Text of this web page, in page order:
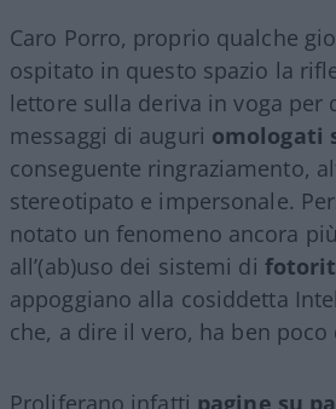
Caro Porro, proprio qualche
ospitato in questo spazio la
lettore sulla deriva in voga per
messaggi di auguri omologati
conseguente ringraziamento,
stereotipato e impersonale.
notato un fenomeno ancora
all’(ab)uso dei sistemi di
appoggiano alla cosiddetta
che, a dire il vero, ha ben